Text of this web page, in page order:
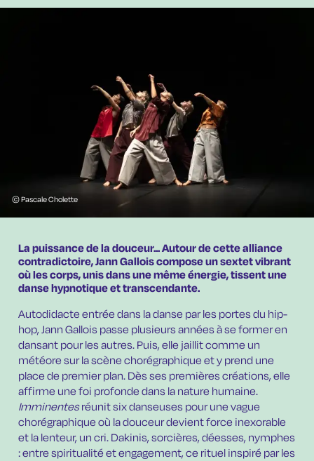
© Pascale Cholette
La puissance de la douceur... Autour de cette alliance
contradictoire, Jann Gallois compose un sextet vibrant
où les corps, unis dans une même énergie, tissent une
danse hypnotique et transcendante.
Autodidacte entrée dans la danse par les portes du hip-
hop, Jann Gallois passe plusieurs années à se former en
dansant pour les autres. Puis, elle jaillit comme un
météore sur la scène chorégraphique et y prend une
place de premier plan. Dès ses premières créations, elle
affirme une foi profonde dans la nature humaine.
Imminentesréunit six danseuses pour une vague
chorégraphique où la douceur devient force inexorable
et la lenteur, un cri. Dakinis, sorcières, déesses, nymphes
: entre spiritualité et engagement, ce rituel inspiré par les